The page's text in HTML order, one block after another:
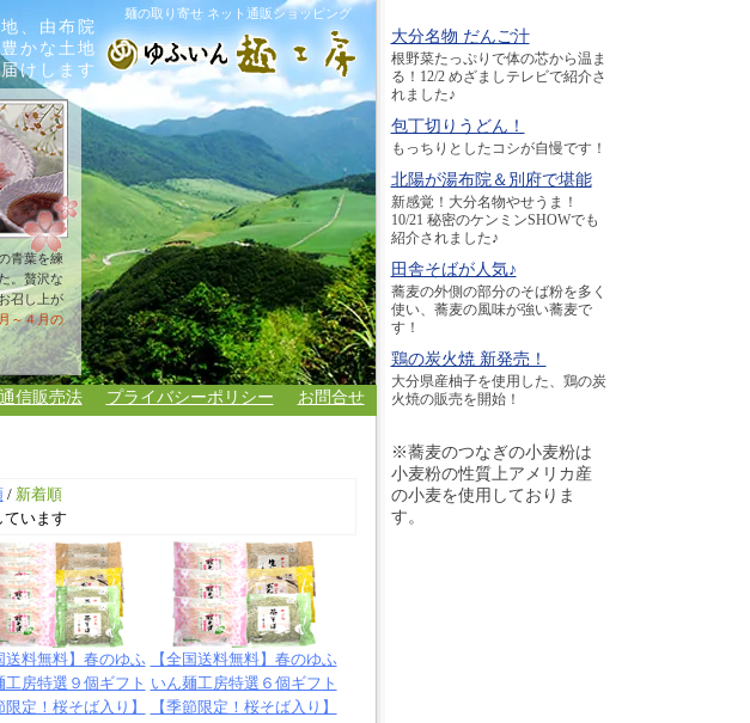
、由布院
かな土地
けします
麺の取り寄せ ネット通販ショッピング
青葉を練
。贅沢な
召し上が
～４月の
お問合せ
プライバシーポリシー
通信販売法
/ 新着順
ています
送料無料】春のゆふ
工房特選９個ギフト
限定！桜そば入り】
【全国送料無料】春のゆふ
いん麺工房特選６個ギフト
【季節限定！桜そば入り】
※蕎麦のつなぎの小麦粉は
小麦粉の性質上アメリカ産
の小麦を使用しておりま
す。
大分名物 だんご汁
根野菜たっぷりで体の芯から温ま
る！12/2 めざましテレビで紹介さ
れました♪
包丁切りうどん！
もっちりとしたコシが自慢です！
北陽が湯布院＆別府で堪能
新感覚！大分名物やせうま！
10/21 秘密のケンミンSHOWでも
紹介されました♪
田舎そばが人気♪
蕎麦の外側の部分のそば粉を多く
使い、蕎麦の風味が強い蕎麦で
す！
鶏の炭火焼 新発売！
大分県産柚子を使用した、鶏の炭
火焼の販売を開始！